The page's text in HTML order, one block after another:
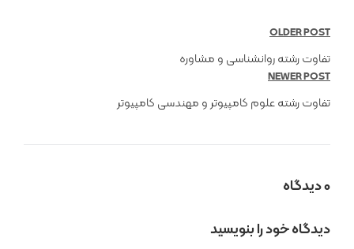
OLDER POST
تفاوت رشته روانشناسی و مشاوره
NEWER POST
تفاوت رشته علوم کامپیوتر و مهندسی کامپیوتر
0 دیدگاه
دیدگاه خود را بنویسید